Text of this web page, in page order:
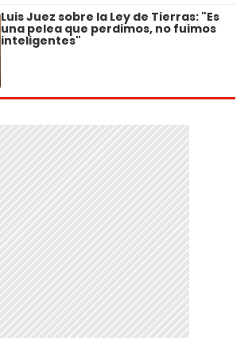
Luis Juez sobre la Ley de Tierras: "Es
una pelea que perdimos, no fuimos
inteligentes"